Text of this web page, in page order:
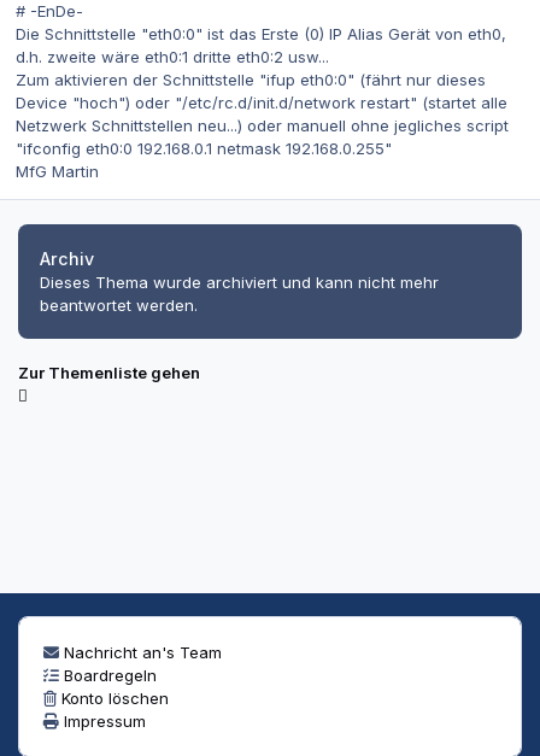
# -EnDe-
Die Schnittstelle "eth0:0" ist das Erste (0) IP Alias Gerät von eth0,
d.h. zweite wäre eth0:1 dritte eth0:2 usw...
Zum aktivieren der Schnittstelle "ifup eth0:0" (fährt nur dieses
Device "hoch") oder "/etc/rc.d/init.d/network restart" (startet alle
Netzwerk Schnittstellen neu...) oder manuell ohne jegliches script
"ifconfig eth0:0 192.168.0.1 netmask 192.168.0.255"
MfG Martin
Archiv
Dieses Thema wurde archiviert und kann nicht mehr
beantwortet werden.
Zur Themenliste gehen
Nachricht an's Team
Boardregeln
Konto löschen
Impressum